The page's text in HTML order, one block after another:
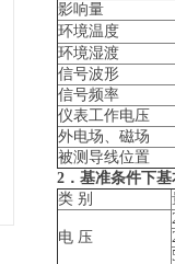
影响量
环境温度
环境湿渡
信号波形
信号频率
仪表工作电压
外电场、磁场
被测导线位置
2 ．基准条件下
类 别
电 压